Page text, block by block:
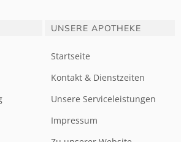
UNSERE APOTHEKE
Startseite
Kontakt & Dienstzeiten
Unsere Serviceleistungen
Impressum